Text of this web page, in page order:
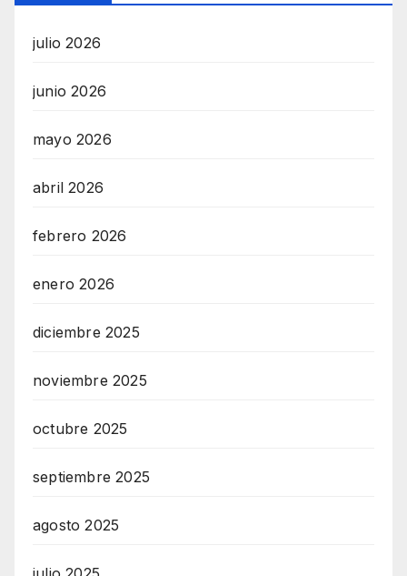
julio 2026
junio 2026
mayo 2026
abril 2026
febrero 2026
enero 2026
diciembre 2025
noviembre 2025
octubre 2025
septiembre 2025
agosto 2025